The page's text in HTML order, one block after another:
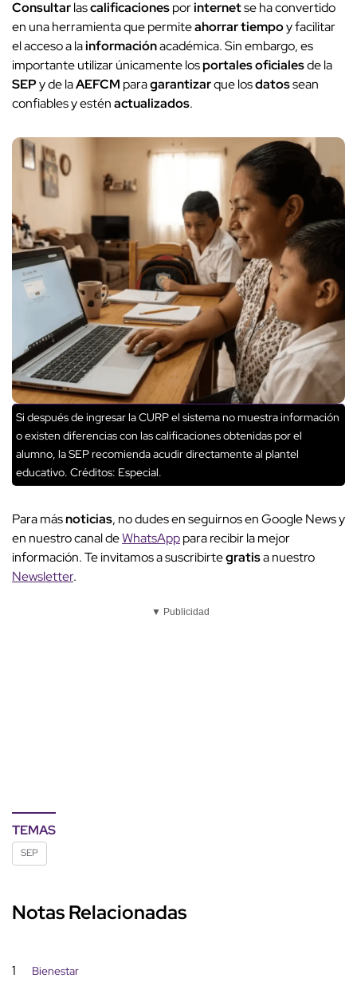
Consultarlascalificacionesporinternetse ha convertido
en una herramienta que permiteahorrar tiempoy facilitar
el acceso a lainformaciónacadémica. Sin embargo, es
importante utilizar únicamente losportales oficialesde la
SEPy de laAEFCM paragarantizarque losdatossean
confiables y esténactualizados.
Si después de ingresar la CURP el sistema no muestra información
o existen diferencias con las calificaciones obtenidas por el
alumno, la SEP recomienda acudir directamente al plantel
educativo. Créditos: Especial.
Para másnoticias, no dudes en seguirnos en Google News y
en nuestro canal deWhatsApppara recibir la mejor
información. Te invitamos a suscribirtegratisa nuestro
Newsletter.
▼ Publicidad
TEMAS
SEP
Notas Relacionadas
1 Bienestar